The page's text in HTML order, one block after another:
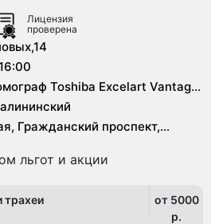
Лицензия
проверена
Toshiba Excelart Vantage
Aquillion 64 среза, КТ
Гражданский проспект,
льгот и акции
трахеи
от 5000
p.